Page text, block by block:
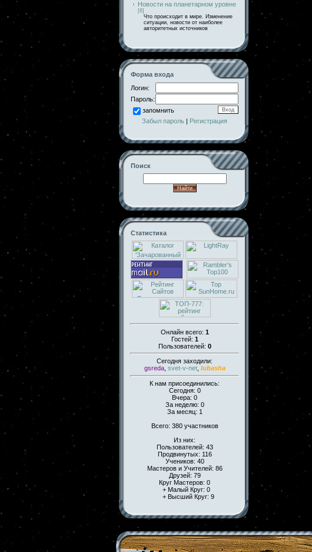
Новости на планетарном уровне
[6]
Что происходит в мире. Изменение
ситуации, новости от наиболее
авторитетных источников
Форма входа
Логин:
Пароль:
запомнить
Забыл пароль | Регистрация
Поиск
Статистика
Онлайн всего: 1
Гостей: 1
Пользователей: 0
Сегодня заходили:
gsreda, svet-v-net, lubasha
К нам присоединились:
Сегодня: 0
Вчера: 0
За неделю: 0
За месяц: 1
Всего: 380 участников
Из них:
Пользователей: 43
Продвинутых: 116
Учеников: 40
Мастеров и Учителей: 86
Друзей: 79
Круг Мастеров: 0
+ Малый Круг: 0
+ Высший Круг: 9